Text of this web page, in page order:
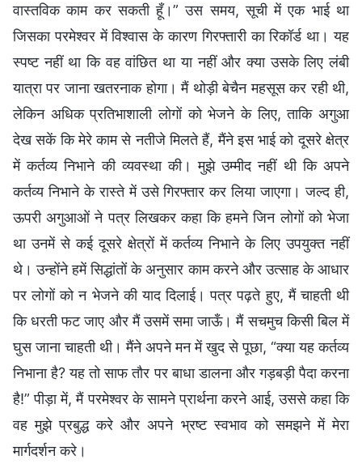
वास्तविक काम कर सकती हूँ।” उस समय, सूची में एक भाई था
जिसका परमेश्वर में विश्वास के कारण गिरफ्तारी का रिकॉर्ड था। यह
स्पष्ट नहीं था कि वह वांछित था या नहीं और क्या उसके लिए लंबी
यात्रा पर जाना खतरनाक होगा। मैं थोड़ी बेचैन महसूस कर रही थी,
लेकिन अधिक प्रतिभाशाली लोगों को भेजने के लिए, ताकि अगुआ
देख सकें कि मेरे काम से नतीजे मिलते हैं, मैंने इस भाई को दूसरे क्षेत्र
में कर्तव्य निभाने की व्यवस्था की। मुझे उम्मीद नहीं थी कि अपने
कर्तव्य निभाने के रास्ते में उसे गिरफ्तार कर लिया जाएगा। जल्द ही,
ऊपरी अगुआओं ने पत्र लिखकर कहा कि हमने जिन लोगों को भेजा
था उनमें से कई दूसरे क्षेत्रों में कर्तव्य निभाने के लिए उपयुक्त नहीं
थे। उन्होंने हमें सिद्धांतों के अनुसार काम करने और उत्साह के आधार
पर लोगों को न भेजने की याद दिलाई। पत्र पढ़ते हुए, मैं चाहती थी
कि धरती फट जाए और मैं उसमें समा जाऊँ। मैं सचमुच किसी बिल में
घुस जाना चाहती थी। मैंने अपने मन में खुद से पूछा, “क्या यह कर्तव्य
निभाना है? यह तो साफ तौर पर बाधा डालना और गड़बड़ी पैदा करना
है!” पीड़ा में, मैं परमेश्वर के सामने प्रार्थना करने आई, उससे कहा कि
वह मुझे प्रबुद्ध करे और अपने भ्रष्ट स्वभाव को समझने में मेरा
मार्गदर्शन करे।